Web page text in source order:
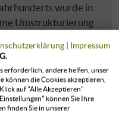
wurde in
Umstrukturierung
Von der 170
Fläche sind
di Montepulciano
Traube werden in
Sorten Merlot,
| Impressum
erforderlich, andere helfen, unser
können die Cookies akzeptieren,
auf "Alle Akzeptieren"
können Sie Ihre
finden Sie in unserer